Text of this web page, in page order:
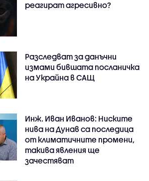
реагират агресивно?
Разследват за данъчни
измами бившата посланичка
на Украйна в САЩ
Инж. Иван Иванов: Ниските
нива на Дунав са последица
от климатичните промени,
такива явления ще
зачестяват